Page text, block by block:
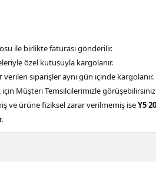
ile birlikte faturası gönderilir.
özel kutusuyla kargolanır.
verilen siparişler aynı gün içinde kargolanır.
Müşteri Temsilcilerimizle
ve ürüne fiziksel zarar verilmemiş iseY5